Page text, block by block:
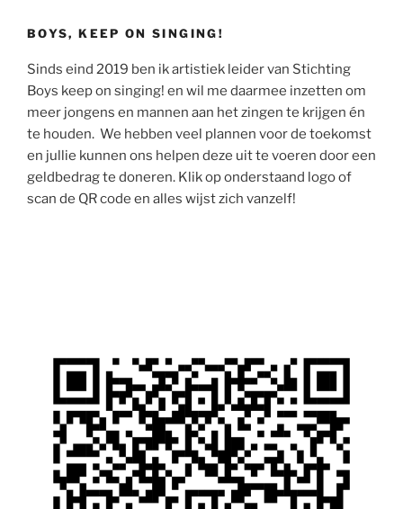
BOYS, KEEP ON SINGING!
Sinds eind 2019 ben ik artistiek leider van Stichting
Boys keep on singing! en wil me daarmee inzetten om
meer jongens en mannen aan het zingen te krijgen én
te houden. We hebben veel plannen voor de toekomst
en jullie kunnen ons helpen deze uit te voeren door een
geldbedrag te doneren. Klik op onderstaand logo of
scan de QR code en alles wijst zich vanzelf!